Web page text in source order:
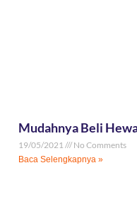
Mudahnya Beli
19/05/2021 No Comments
Baca Selengkapnya »